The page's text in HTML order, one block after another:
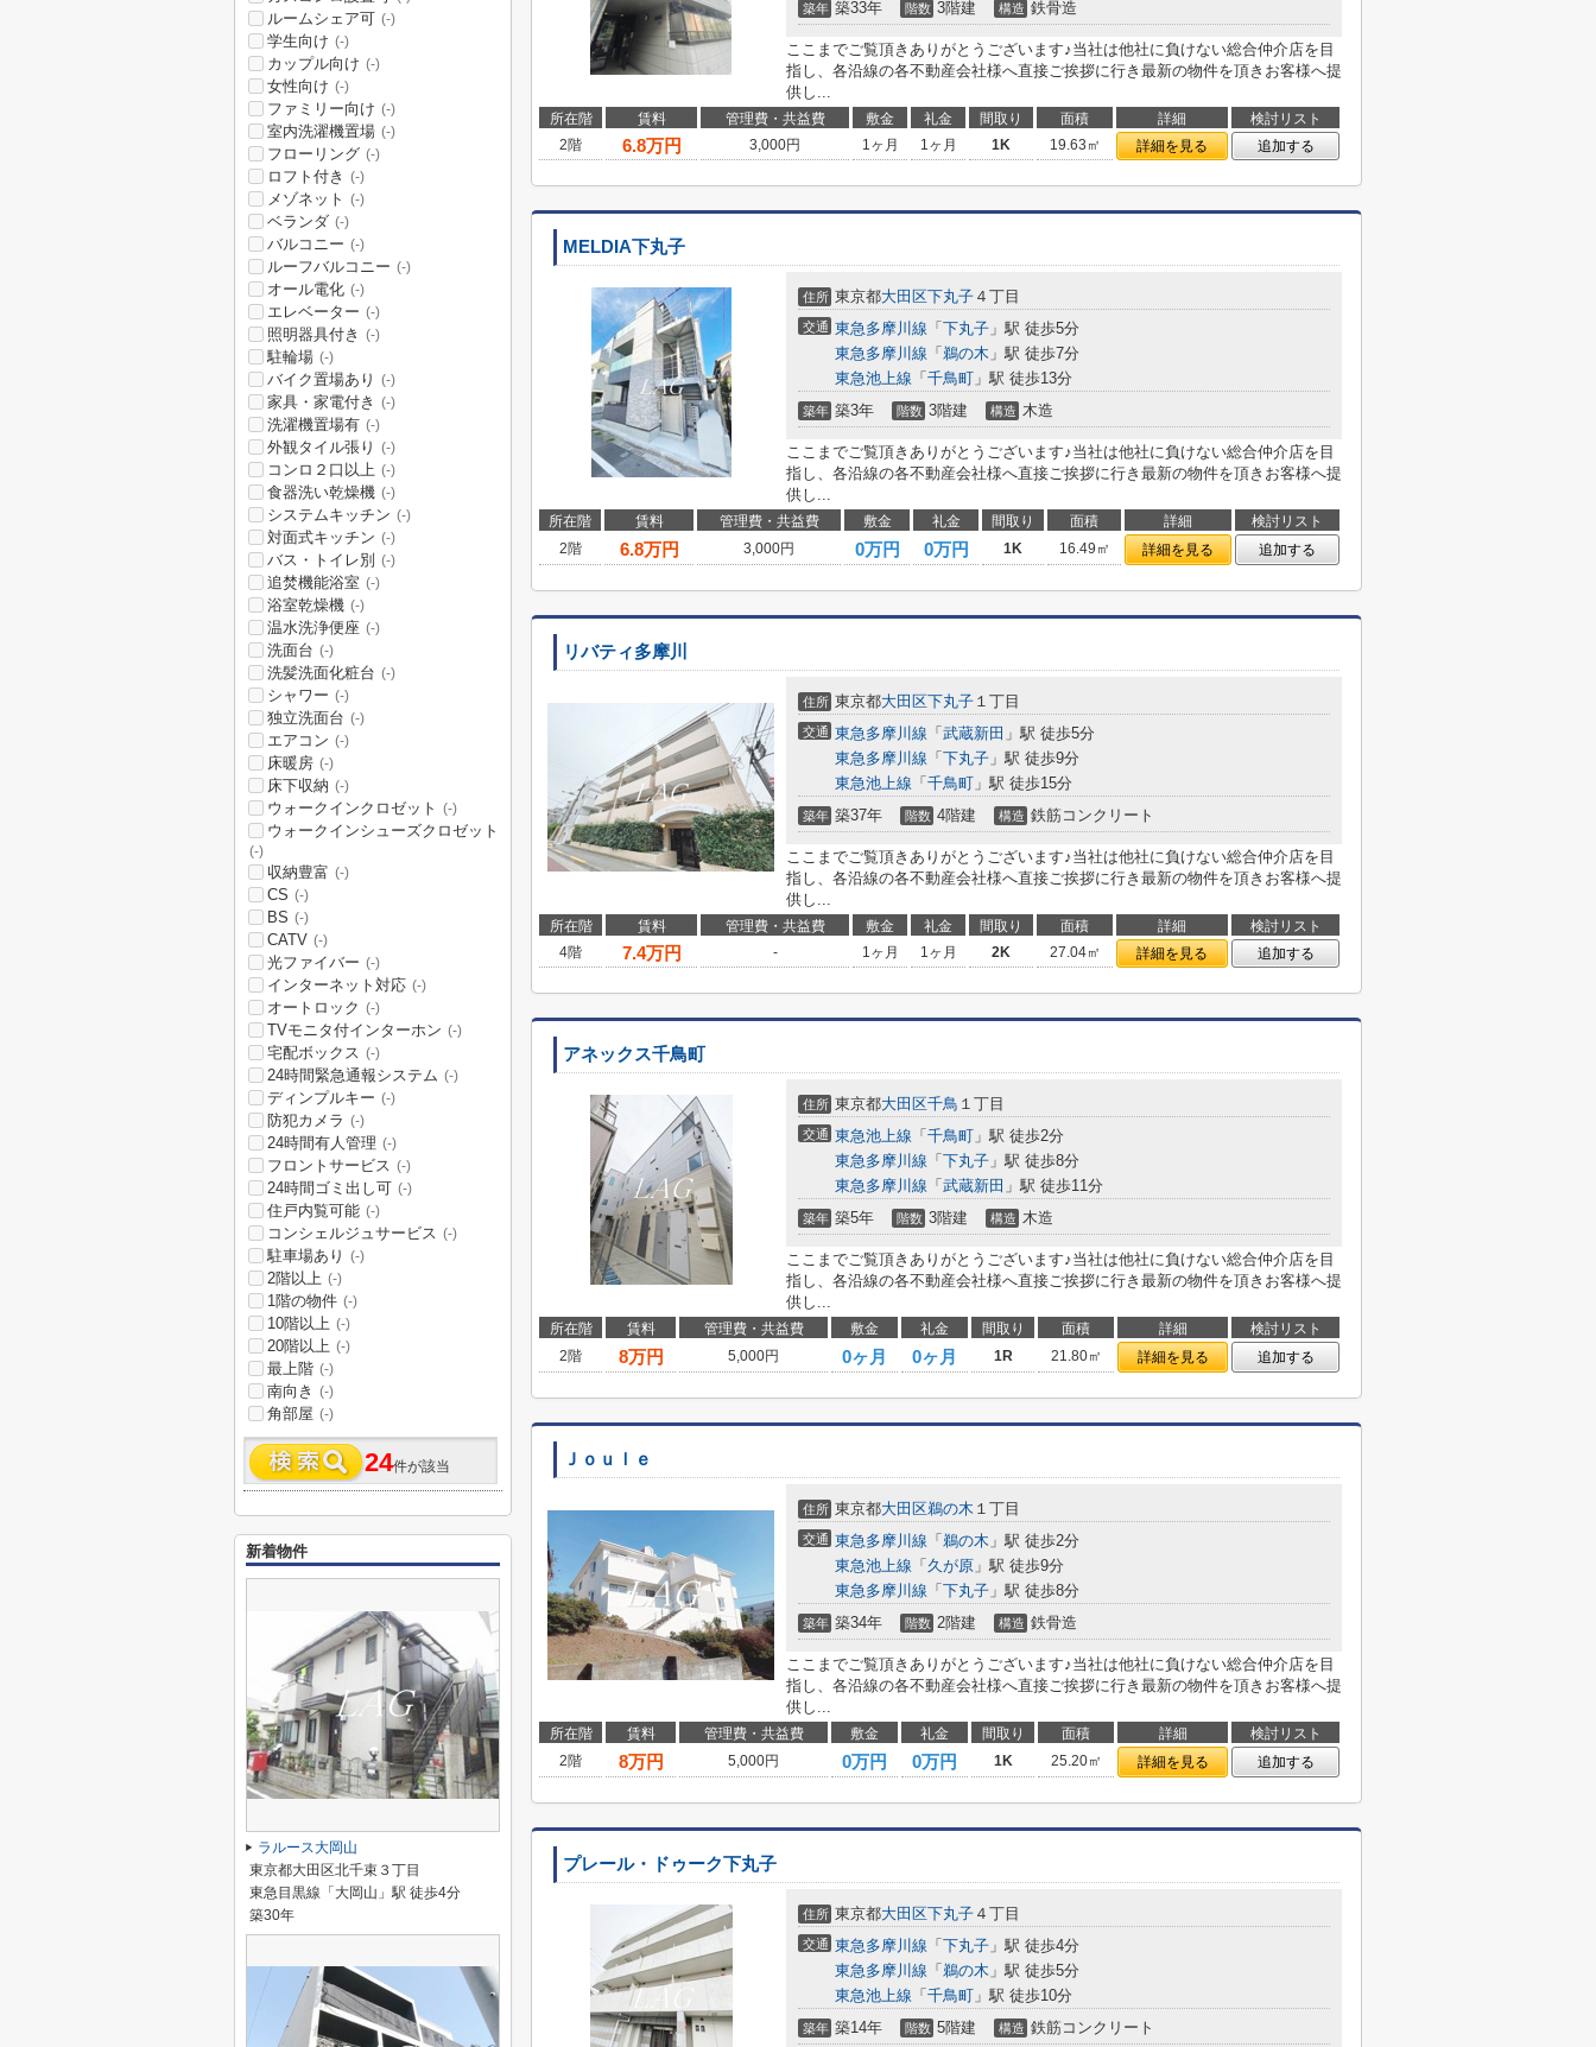
築年 築33年 階数 3階建 構造 鉄骨造
ここまでご覧頂きありがとうございます♪当社は他社に負けない総合仲介店を目
指し、各沿線の各不動産会社様へ直接ご挨拶に行き最新の物件を頂きお客様へ提
供し...
所在階 賃料 管理費・共益費 敷金 礼金 間取り 面積 詳細
検討リスト
2階
6.8万円 3,000円 1ヶ月 1ヶ月 1K 19.63㎡ 詳細を見る 追加する
MELDIA下丸子
住所 東京都大田区下丸子 ４丁目
交通 東急多摩川線 「 下丸子 」駅 徒歩5分
東急多摩川線 「 鵜の木 」駅 徒歩7分
東急池上線 「 千鳥町 」駅 徒歩13分
築年 築3年 階数 3階建 構造 木造
ここまでご覧頂きありがとうございます♪当社は他社に負けない総合仲介店を目
指し、各沿線の各不動産会社様へ直接ご挨拶に行き最新の物件を頂きお客様へ提
供し...
所在階 賃料 管理費・共益費 敷金 礼金 間取り 面積 詳細
検討リスト
2階
6.8万円 3,000円 0万円 0万円 1K 16.49㎡ 詳細を見る 追加する
リバティ多摩川
住所 東京都大田区下丸子 １丁目
交通 東急多摩川線 「 武蔵新田 」駅 徒歩5分
東急多摩川線 「 下丸子 」駅 徒歩9分
東急池上線 「 千鳥町 」駅 徒歩15分
築年 築37年 階数 4階建 構造 鉄筋コンクリート
ここまでご覧頂きありがとうございます♪当社は他社に負けない総合仲介店を目
指し、各沿線の各不動産会社様へ直接ご挨拶に行き最新の物件を頂きお客様へ提
供し...
所在階 賃料 管理費・共益費 敷金 礼金 間取り 面積 詳細
検討リスト
4階
7.4万円 - 1ヶ月 1ヶ月 2K 27.04㎡ 詳細を見る 追加する
アネックス千鳥町
住所 東京都大田区千鳥 １丁目
交通 東急池上線 「 千鳥町 」駅 徒歩2分
東急多摩川線 「 下丸子 」駅 徒歩8分
東急多摩川線 「 武蔵新田 」駅 徒歩11分
築年 築5年 階数 3階建 構造 木造
ここまでご覧頂きありがとうございます♪当社は他社に負けない総合仲介店を目
指し、各沿線の各不動産会社様へ直接ご挨拶に行き最新の物件を頂きお客様へ提
供し...
所在階 賃料 管理費・共益費 敷金 礼金 間取り 面積 詳細
検討リスト
2階
8万円 5,000円 0ヶ月 0ヶ月 1R 21.80㎡ 詳細を見る 追加する
Ｊｏｕｌｅ
住所 東京都大田区鵜の木 １丁目
交通 東急多摩川線 「 鵜の木 」駅 徒歩2分
東急池上線 「 久が原 」駅 徒歩9分
東急多摩川線 「 下丸子 」駅 徒歩8分
築年 築34年 階数 2階建 構造 鉄骨造
ここまでご覧頂きありがとうございます♪当社は他社に負けない総合仲介店を目
指し、各沿線の各不動産会社様へ直接ご挨拶に行き最新の物件を頂きお客様へ提
供し...
所在階 賃料 管理費・共益費 敷金 礼金 間取り 面積 詳細
検討リスト
2階
8万円 5,000円 0万円 0万円 1K 25.20㎡ 詳細を見る 追加する
プレール・ドゥーク下丸子
住所 東京都大田区下丸子 ４丁目
交通 東急多摩川線 「 下丸子 」駅 徒歩4分
東急多摩川線 「 鵜の木 」駅 徒歩5分
東急池上線 「 千鳥町 」駅 徒歩10分
築年 築14年 階数 5階建 構造 鉄筋コンクリート
ルームシェア可 (-)
学生向け (-)
カップル向け (-)
女性向け (-)
ファミリー向け (-)
室内洗濯機置場 (-)
フローリング (-)
ロフト付き (-)
メゾネット (-)
ベランダ (-)
バルコニー (-)
ルーフバルコニー (-)
オール電化 (-)
エレベーター (-)
照明器具付き (-)
駐輪場 (-)
バイク置場あり (-)
家具・家電付き (-)
洗濯機置場有 (-)
外観タイル張り (-)
コンロ２口以上 (-)
食器洗い乾燥機 (-)
システムキッチン (-)
対面式キッチン (-)
バス・トイレ別 (-)
追焚機能浴室 (-)
浴室乾燥機 (-)
温水洗浄便座 (-)
洗面台 (-)
洗髪洗面化粧台 (-)
シャワー (-)
独立洗面台 (-)
エアコン (-)
床暖房 (-)
床下収納 (-)
ウォークインクロゼット (-)
ウォークインシューズクロゼット
(-)
収納豊富 (-)
CS (-)
BS (-)
CATV (-)
光ファイバー (-)
インターネット対応 (-)
オートロック (-)
TVモニタ付インターホン (-)
宅配ボックス (-)
24時間緊急通報システム (-)
ディンプルキー (-)
防犯カメラ (-)
24時間有人管理 (-)
フロントサービス (-)
24時間ゴミ出し可 (-)
住戸内覧可能 (-)
コンシェルジュサービス (-)
駐車場あり (-)
2階以上 (-)
1階の物件 (-)
10階以上 (-)
20階以上 (-)
最上階 (-)
南向き (-)
角部屋 (-)
24件が該当
新着物件
ラルース大岡山
東京都大田区北千束３丁目
東急目黒線「大岡山」駅 徒歩4分
築30年